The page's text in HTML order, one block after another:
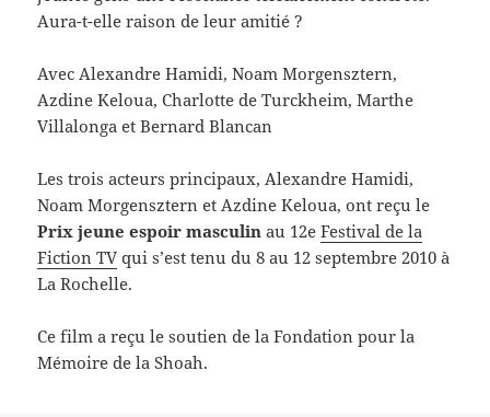
Aura-t-elle raison de leur amitié ?
Avec Alexandre Hamidi, Noam Morgensztern,
Azdine Keloua, Charlotte de Turckheim, Marthe
Villalonga et Bernard Blancan
Les trois acteurs principaux, Alexandre Hamidi,
Noam Morgensztern et Azdine Keloua, ont reçu le
Prix jeune espoir masculin au 12eFestival de la
Fiction TV qui s’est tenu du 8 au 12 septembre 2010 à
La Rochelle.
Ce film a reçu le soutien de la Fondation pour la
Mémoire de la Shoah.